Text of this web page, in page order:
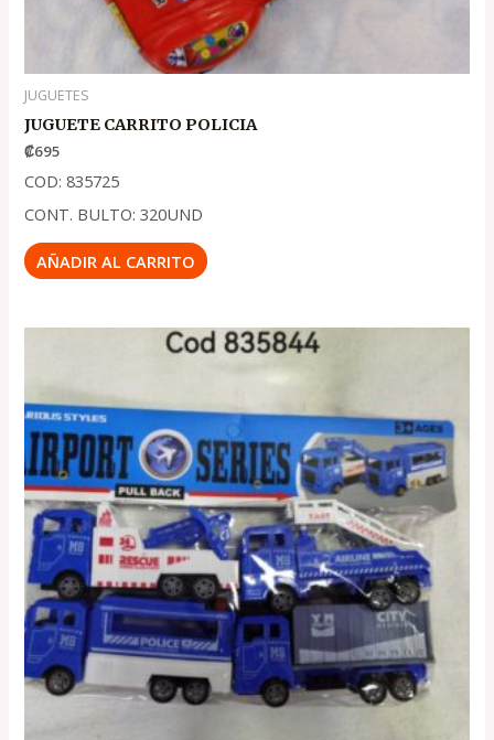
JUGUETES
JUGUETE CARRITO POLICIA
₡695
COD: 835725
CONT. BULTO: 320UND
AÑADIR AL CARRITO